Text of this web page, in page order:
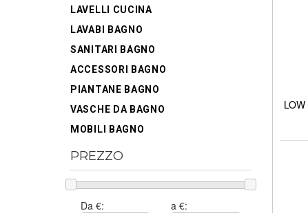
LAVELLI CUCINA
LAVABI BAGNO
SANITARI BAGNO
ACCESSORI BAGNO
PIANTANE BAGNO
VASCHE DA BAGNO
MOBILI BAGNO
PREZZO
Da €: a €: